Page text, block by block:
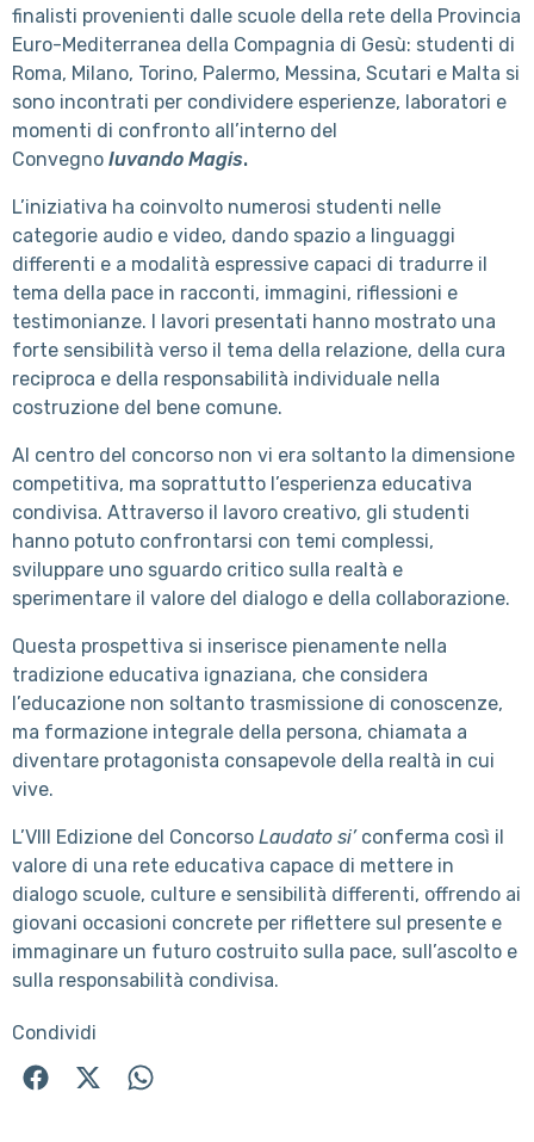
finalisti provenienti dalle scuole della rete della Provincia
Euro-Mediterranea della Compagnia di Gesù: studenti di
Roma, Milano, Torino, Palermo, Messina, Scutari e Malta si
sono incontrati per condividere esperienze, laboratori e
momenti di confronto all’interno del
Convegno Iuvando Magis.
L’iniziativa ha coinvolto numerosi studenti nelle
categorie audio e video, dando spazio a linguaggi
differenti e a modalità espressive capaci di tradurre il
tema della pace in racconti, immagini, riflessioni e
testimonianze. I lavori presentati hanno mostrato una
forte sensibilità verso il tema della relazione, della cura
reciproca e della responsabilità individuale nella
costruzione del bene comune.
Al centro del concorso non vi era soltanto la dimensione
competitiva, ma soprattutto l’esperienza educativa
condivisa. Attraverso il lavoro creativo, gli studenti
hanno potuto confrontarsi con temi complessi,
sviluppare uno sguardo critico sulla realtà e
sperimentare il valore del dialogo e della collaborazione.
Questa prospettiva si inserisce pienamente nella
tradizione educativa ignaziana, che considera
l’educazione non soltanto trasmissione di conoscenze,
ma formazione integrale della persona, chiamata a
diventare protagonista consapevole della realtà in cui
vive.
L’VIII Edizione del Concorso Laudato si’conferma così il
valore di una rete educativa capace di mettere in
dialogo scuole, culture e sensibilità differenti, offrendo ai
giovani occasioni concrete per riflettere sul presente e
immaginare un futuro costruito sulla pace, sull’ascolto e
sulla responsabilità condivisa.
Condividi